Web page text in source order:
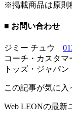
※掲載商品は原則
■ お問い合わせ
ジミー チュウ
コーチ・カスタ
トッズ・ジャパ
この記事が気に入
Web LEONの最新